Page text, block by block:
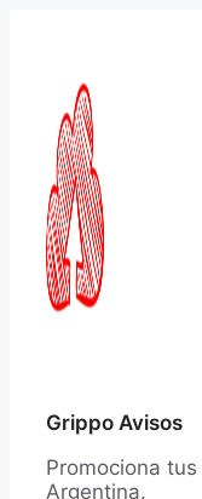
Grippo Avisos
Promociona
Argentina.